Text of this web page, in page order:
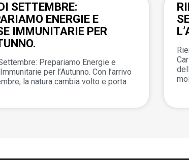
SETTEMBRE:
ENERGIE E
IMMUNITARIE PER
Prepariamo Energie e
per l’Autunno. Con l’arrivo
la natura cambia volto e porta